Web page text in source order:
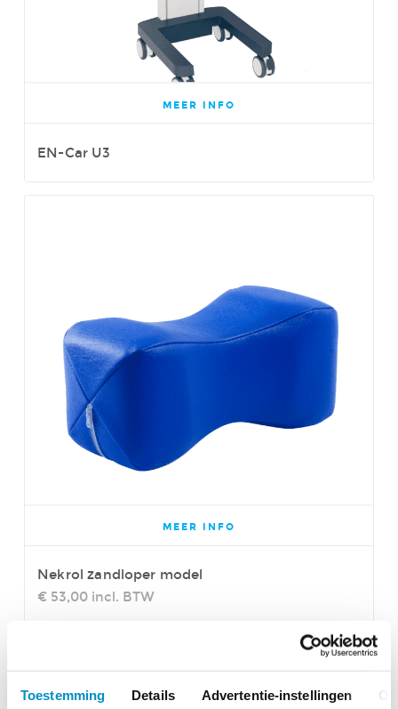
Toestemming Details Advertentie-instellingen
MEER INFO
EN-Car U3
MEER INFO
Nekrol zandloper model
€ 53,00 incl. BTW